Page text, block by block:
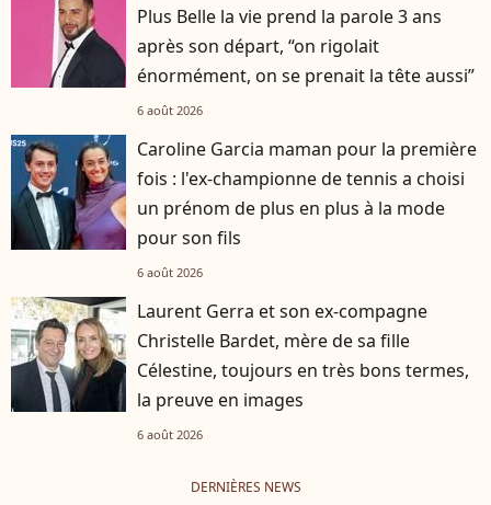
Plus Belle la vie prend la parole 3 ans
après son départ, “on rigolait
énormément, on se prenait la tête aussi”
6 août 2026
Caroline Garcia maman pour la première
fois : l'ex-championne de tennis a choisi
un prénom de plus en plus à la mode
pour son fils
6 août 2026
Laurent Gerra et son ex-compagne
Christelle Bardet, mère de sa fille
Célestine, toujours en très bons termes,
la preuve en images
6 août 2026
DERNIÈRES NEWS